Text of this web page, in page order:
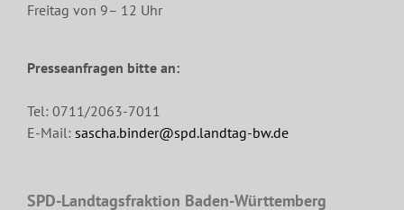
Freitag von 9– 12 Uhr
Presseanfragen bitte an:
Tel: 0711/2063-7011
E-Mail: sascha.binder@spd.landtag-bw.de
SPD-Landtagsfraktion Baden-Württemberg